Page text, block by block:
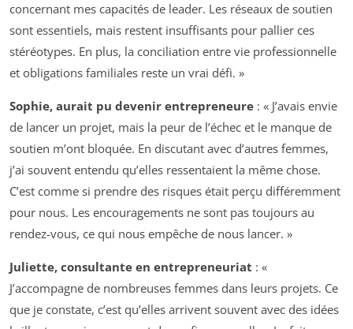
concernant mes capacités de leader. Les réseaux de soutien
sont essentiels, mais restent insuffisants pour pallier ces
stéréotypes. En plus, la conciliation entre vie professionnelle
et obligations familiales reste un vrai défi. »
Sophie, aurait pu devenir entrepreneure : « J’avais envie
de lancer un projet, mais la peur de l’échec et le manque de
soutien m’ont bloquée. En discutant avec d’autres femmes,
j’ai souvent entendu qu’elles ressentaient la même chose.
C’est comme si prendre des risques était perçu différemment
pour nous. Les encouragements ne sont pas toujours au
rendez-vous, ce qui nous empêche de nous lancer. »
Juliette, consultante en entrepreneuriat : «
J’accompagne de nombreuses femmes dans leurs projets. Ce
que je constate, c’est qu’elles arrivent souvent avec des idées